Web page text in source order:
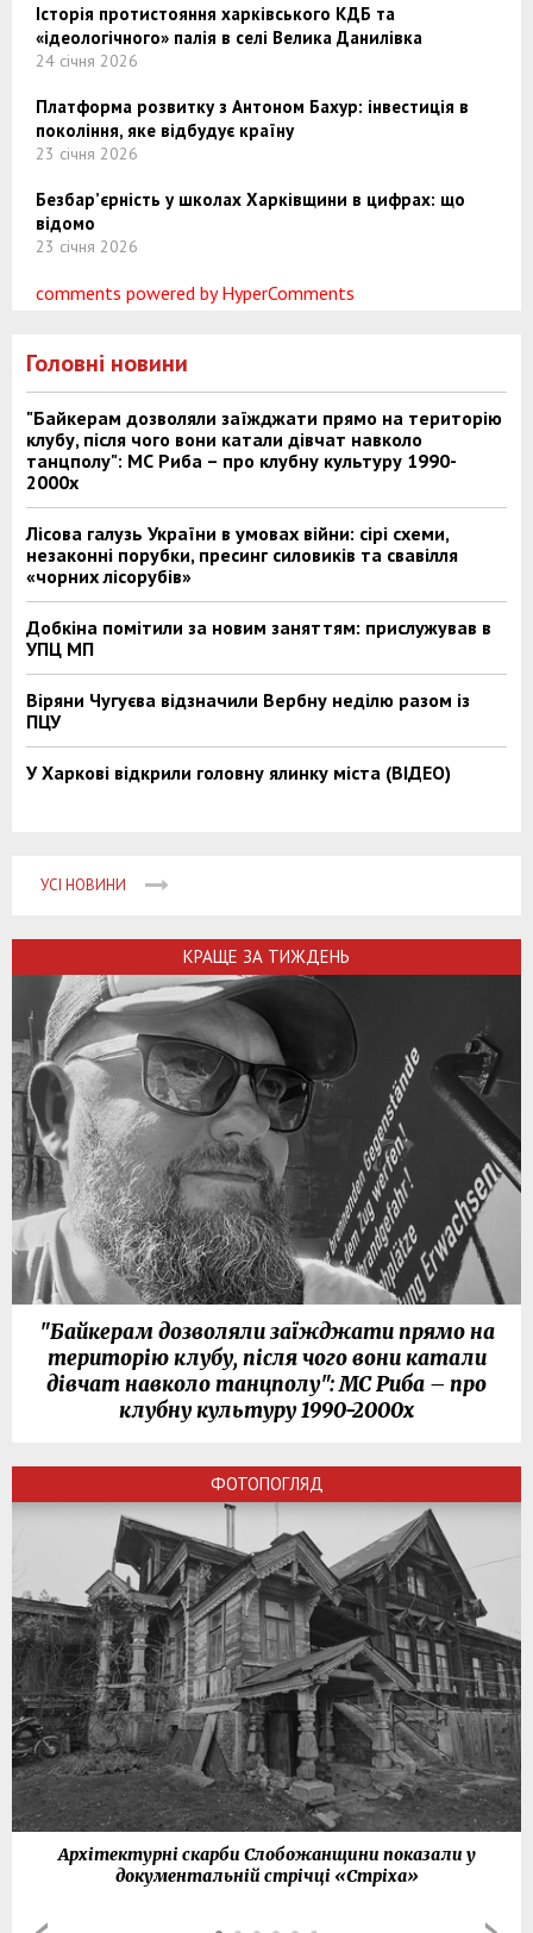
Історія протистояння харківського КДБ та
«ідеологічного» палія в селі Велика Данилівка
24 січня 2026
Платформа розвитку з Антоном Бахур: інвестиція в
покоління, яке відбудує країну
23 січня 2026
Безбар’єрність у школах Харківщини в цифрах: що
відомо
23 січня 2026
comments powered by HyperComments
Головні новини
"Байкерам дозволяли заїжджати прямо на територію
клубу, після чого вони катали дівчат навколо
танцполу": МС Риба – про клубну культуру 1990-
2000х
Лісова галузь України в умовах війни: сірі схеми,
незаконні порубки, пресинг силовиків та свавілля
«чорних лісорубів»
Добкіна помітили за новим заняттям: прислужував в
УПЦ МП
Віряни Чугуєва відзначили Вербну неділю разом із
ПЦУ
У Харкові відкрили головну ялинку міста (ВІДЕО)
УСІ НОВИНИ
КРАЩЕ ЗА ТИЖДЕНЬ
"Байкерам дозволяли заїжджати прямо на
територію клубу, після чого вони катали
дівчат навколо танцполу": МС Риба – про
клубну культуру 1990-2000х
ФОТОПОГЛЯД
Архітектурні скарби Слобожанщини показали у
документальній стрічці «Стріха»